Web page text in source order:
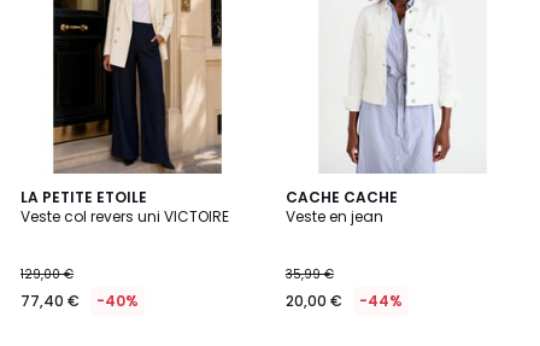
LA PETITE ETOILE
Veste col revers uni VICTOIRE
129,00 €
77,40 € -40%
CACHE CACHE
Veste en jean
35,99 €
20,00 € -44%